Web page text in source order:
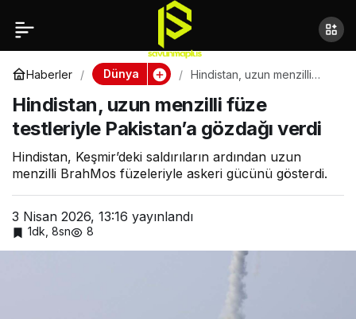
Haberler Dünya
Hindistan, uzun menzilli
gözdağı verdi
Hindistan, uzun menzilli füze
testleriyle Pakistan’a gözdağı verdi
Hindistan, Keşmir’deki saldırıların ardından uzun
menzilli BrahMos füzeleriyle askeri gücünü gösterdi.
3 Nisan 2026, 13:16 yayınlandı
1dk, 8sn 8
Çin, Ay üssü için nükleer
reaktör inşa etmeyi
planlıyor
Paylaş